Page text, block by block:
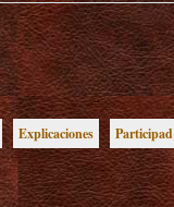
Explicaciones Participad